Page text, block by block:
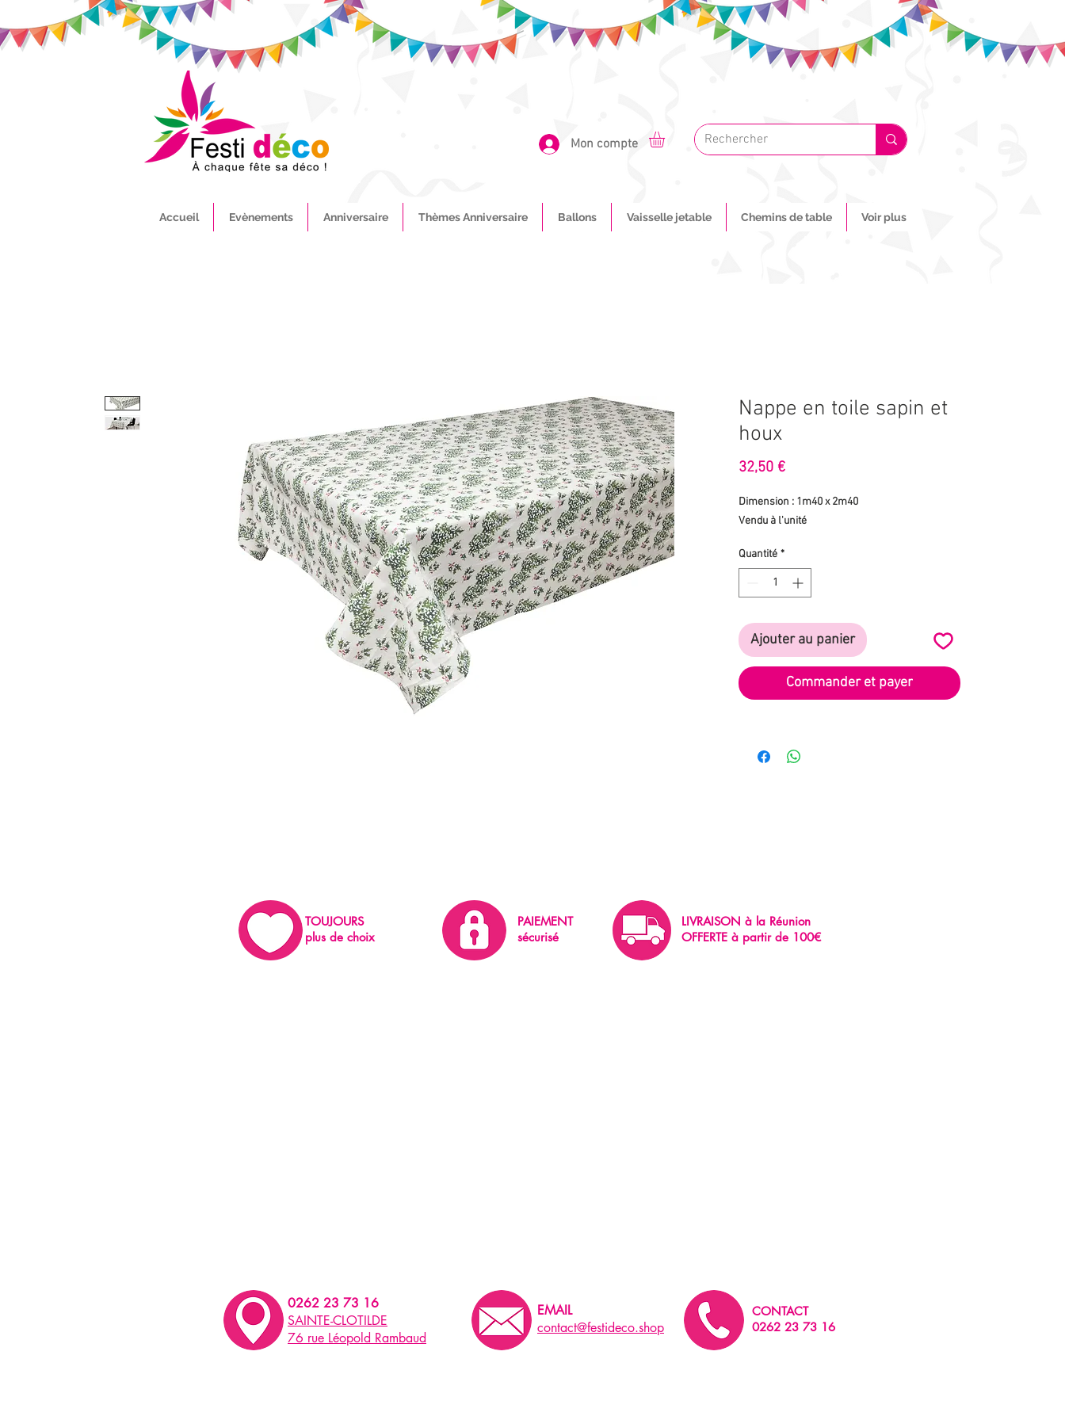
Mon compte
Accueil Evènements Anniversaire Thèmes Anniversaire Ballons Vaisselle jetable Chemins de table Voir plus
Nappe en toile sapin et
houx
32,50 €Prix
Dimension : 1m40 x 2m40
Vendu à l'unité
Quantité *
Ajouter au panier
Commander et payer
TOUJOURS
plus de choix
PAIEMENT
sécurisé
LIVRAISON à la Réunion
OFFERTE à partir de 100€
0262 23 73 16
SAINTE-CLOTILDE
76 rue Léopold Rambaud
EMAIL
contact@festideco.shop
CONTACT
0262 23 73 16